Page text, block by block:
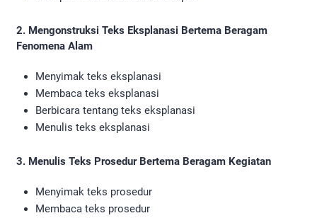
2. Mengonstruksi Teks Eksplanasi Bertema Beragam
Fenomena Alam
Menyimak teks eksplanasi
Membaca teks eksplanasi
Berbicara tentang teks eksplanasi
Menulis teks eksplanasi
3. Menulis Teks Prosedur Bertema Beragam Kegiatan
Menyimak teks prosedur
Membaca teks prosedur